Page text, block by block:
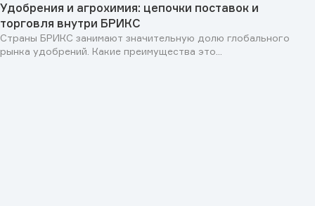
Удобрения и агрохимия: цепочки поставок и
торговля внутри БРИКС
Страны БРИКС занимают значительную долю глобального
рынка удобрений. Какие преимущества это...